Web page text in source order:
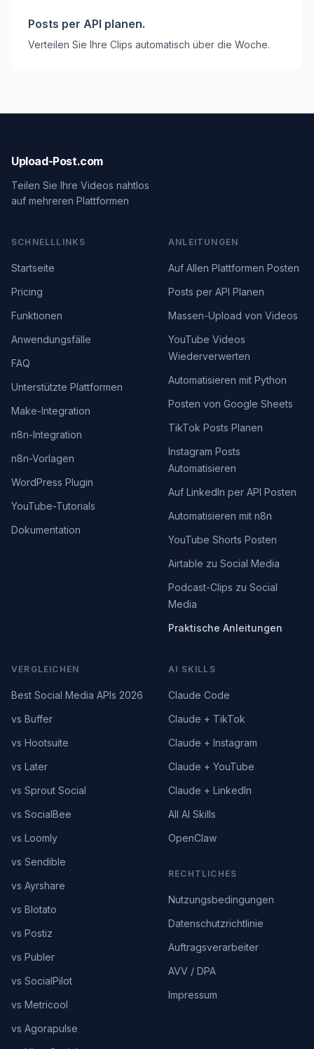
Posts per API planen.
Verteilen Sie Ihre Clips automatisch über die Woche.
Upload-Post.com
Teilen Sie Ihre Videos nahtlos
auf mehreren Plattformen
SCHNELLLINKS
Startseite
Pricing
Funktionen
Anwendungsfälle
FAQ
Unterstützte Plattformen
Make-Integration
n8n-Integration
n8n-Vorlagen
WordPress Plugin
YouTube-Tutorials
Dokumentation
ANLEITUNGEN
Auf Allen Plattformen Posten
Posts per API Planen
Massen-Upload von Videos
YouTube Videos
Wiederverwerten
Automatisieren mit Python
Posten von Google Sheets
TikTok Posts Planen
Instagram Posts
Automatisieren
Auf LinkedIn per API Posten
Automatisieren mit n8n
YouTube Shorts Posten
Airtable zu Social Media
Podcast-Clips zu Social
Media
Praktische Anleitungen
VERGLEICHEN
Best Social Media APIs 2026
vs Buffer
vs Hootsuite
vs Later
vs Sprout Social
vs SocialBee
vs Loomly
vs Sendible
vs Ayrshare
vs Blotato
vs Postiz
vs Publer
vs SocialPilot
vs Metricool
vs Agorapulse
AI SKILLS
Claude Code
Claude + TikTok
Claude + Instagram
Claude + YouTube
Claude + LinkedIn
All AI Skills
OpenClaw
RECHTLICHES
Nutzungsbedingungen
Datenschutzrichtlinie
Auftragsverarbeiter
AVV / DPA
Impressum